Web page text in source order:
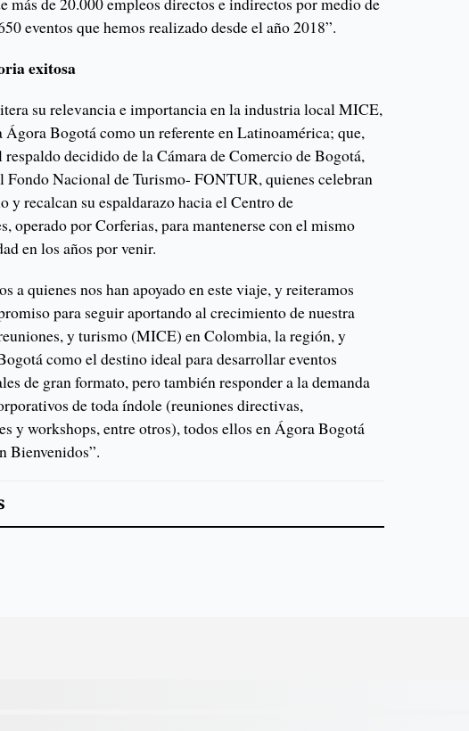
eventos que hemos realizado desde el año 2018”.
exitosa
su relevancia e importancia en la industria local MICE,
Ágora Bogotá como un referente en Latinoamérica; que,
respaldo decidido de la Cámara de Comercio de Bogotá,
Fondo Nacional de Turismo- FONTUR, quienes celebran
y recalcan su espaldarazo hacia el Centro de
operado por Corferias, para mantenerse con el mismo
en los años por venir.
a quienes nos han apoyado en este viaje, y reiteramos
para seguir aportando al crecimiento de nuestra
y turismo (MICE) en Colombia, la región, y
como el destino ideal para desarrollar eventos
de gran formato, pero también responder a la demanda
de toda índole (reuniones directivas,
y workshops, entre otros), todos ellos en Ágora Bogotá
Bienvenidos”.